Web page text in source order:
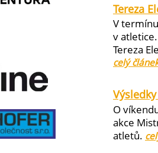
Tereza
V
v
Tereza
celý
O
akce
atletů.